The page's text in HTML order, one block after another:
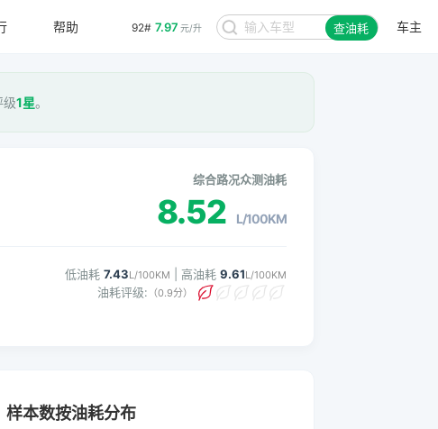
查油耗 车主
帮助
级1星。
综合路况众测油耗
8.52 L/100KM
低油耗 7.43L/100KM | 高油耗 9.61L/100KM
油耗评级: （0.9分）